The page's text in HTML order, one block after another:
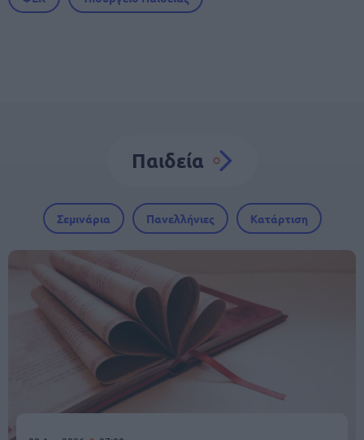
Παιδεία
Σεμινάρια Πανελλήνιες Κατάρτιση